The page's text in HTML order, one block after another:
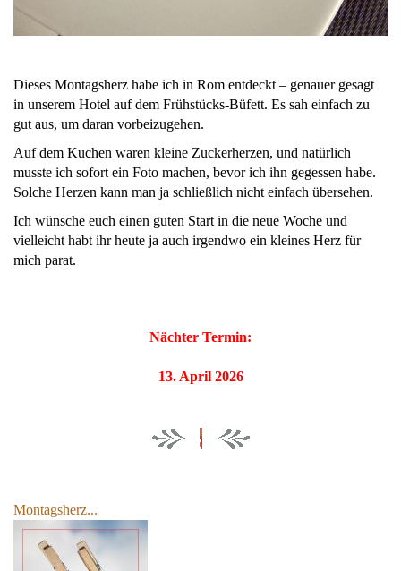
Dieses Montagsherz habe ich in Rom entdeckt – genauer gesagt
in unserem Hotel auf dem Frühstücks-Büfett. Es sah einfach zu
gut aus, um daran vorbeizugehen.
Auf dem Kuchen waren kleine Zuckerherzen, und natürlich
musste ich sofort ein Foto machen, bevor ich ihn gegessen habe.
Solche Herzen kann man ja schließlich nicht einfach übersehen.
Ich wünsche euch einen guten Start in die neue Woche und
vielleicht habt ihr heute ja auch irgendwo ein kleines Herz für
mich parat.
Nächter Termin:
13. April 2026
Montagsherz...